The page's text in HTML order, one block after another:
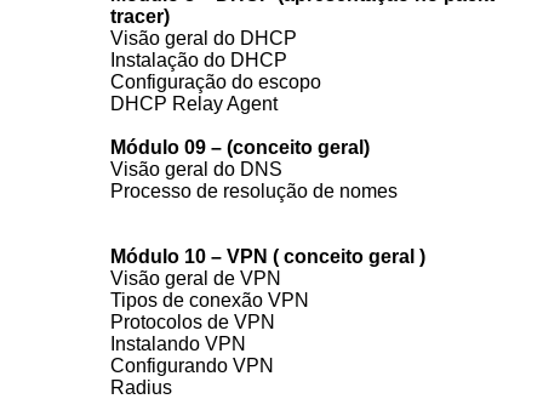
tracer)
Visão geral do DHCP
Instalação do DHCP
Configuração do escopo
DHCP Relay Agent
Módulo 09 – (conceito geral)
Visão geral do DNS
Processo de resolução de nomes
Módulo 10 – VPN ( conceito geral )
Visão geral de VPN
Tipos de conexão VPN
Protocolos de VPN
Instalando VPN
Configurando VPN
Radius